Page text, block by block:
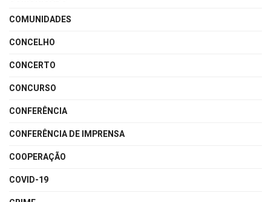
COMUNIDADES
CONCELHO
CONCERTO
CONCURSO
CONFERÊNCIA
CONFERÊNCIA DE IMPRENSA
COOPERAÇÃO
COVID-19